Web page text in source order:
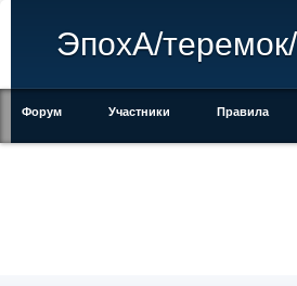
ЭпохА/
Форум Участники Правила